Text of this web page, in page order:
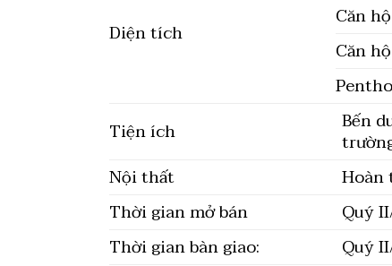
Diện tích
Căn
Căn
Tiện ích
Bến
Nội thất
Hoàn
Thời gian mở bán
Quý
Thời gian bàn giao:
Quý